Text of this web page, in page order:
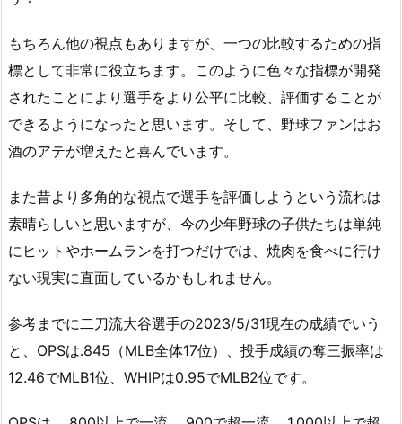
もちろん他の視点もありますが、一つの比較するための指
標として非常に役立ちます。このように色々な指標が開発
されたことにより選手をより公平に比較、評価することが
できるようになったと思います。そして、野球ファンはお
酒のアテが増えたと喜んでいます。
また昔より多角的な視点で選手を評価しようという流れは
素晴らしいと思いますが、今の少年野球の子供たちは単純
にヒットやホームランを打つだけでは、焼肉を食べに行け
ない現実に直面しているかもしれません。
参考までに二刀流大谷選手の2023/5/31現在の成績でいう
と、OPSは.845（MLB全体17位）、投手成績の奪三振率は
12.46でMLB1位、WHIPは0.95でMLB2位です。